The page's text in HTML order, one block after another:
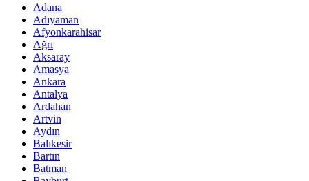
Adana
Adıyaman
Afyonkarahisar
Ağrı
Aksaray
Amasya
Ankara
Antalya
Ardahan
Artvin
Aydın
Balıkesir
Bartın
Batman